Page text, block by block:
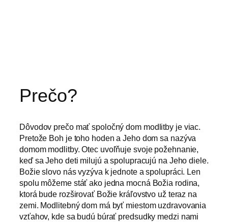
Prečo?
Dôvodov prečo mať spoločný dom modlitby je viac.
Pretože Boh je toho hoden a Jeho dom sa nazýva
domom modlitby. Otec uvoľňuje svoje požehnanie,
keď sa Jeho deti milujú a spolupracujú na Jeho diele.
Božie slovo nás vyzýva k jednote a spolupráci. Len
spolu môžeme stáť ako jedna mocná Božia rodina,
ktorá bude rozširovať Božie kráľovstvo už teraz na
zemi. Modlitebný dom má byť miestom uzdravovania
vzťahov, kde sa budú búrať predsudky medzi nami